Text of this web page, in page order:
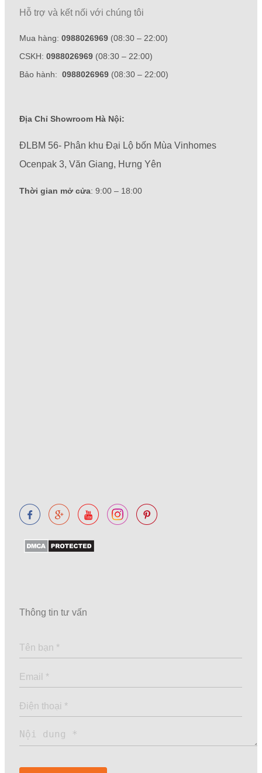
Hỗ trợ và kết nối với chúng tôi
Mua hàng: 0988026969 (08:30 – 22:00)
CSKH: 0988026969 (08:30 – 22:00)
Bảo hành: 0988026969 (08:30 – 22:00)
Địa Chỉ Showroom Hà Nội:
ĐLBM 56- Phân khu Đại Lộ bốn Mùa Vinhomes
Ocenpak 3, Văn Giang, Hưng Yên
Thời gian mở cửa: 9:00 – 18:00
Thông tin tư vấn